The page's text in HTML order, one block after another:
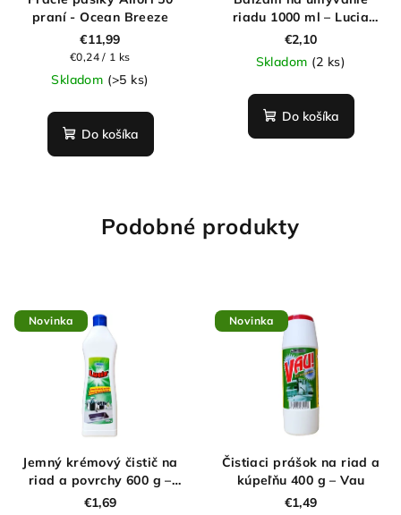
praní - Ocean Breeze
€11,99
Jednotková
cena:
€0,24 / 1 ks
Skladom (>5 ks)
Do košíka
riadu 1000 ml – Lucia
Extra
€2,10
Skladom (2 ks)
Do košíka
Podobné produkty
Novinka
Jemný krémový čistič na
riad a povrchy 600 g –
Lucia
€1,69
Novinka
Čistiaci prášok na riad a
kúpeľňu 400 g – Vau
€1,49